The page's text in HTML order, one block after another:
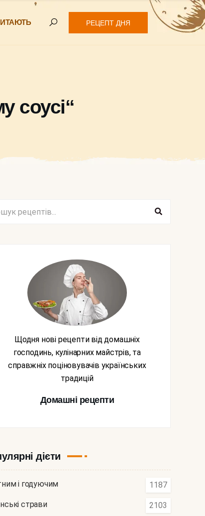
РЕЦЕПТ ДНЯ
соусі“
Щодня нові рецепти від домашніх
господинь, кулінарних майстрів, та
справжніх поціновувачів українських
традицій
Домашні рецепти
дієти
і годуючим 1187
страви 2103